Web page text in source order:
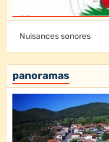
Nuisances sonores
panoramas